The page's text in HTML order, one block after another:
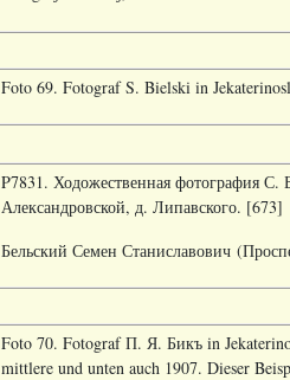
Foto 69. Fotograf S. Bielski in
P7831. Ходожественная фотография С.
Александровской, д. Липавского. [673]
Бельский Семен Станиславович
Foto 70. Fotograf П. Я. Бикъ in
mittlere und unten auch 1907. Dieser